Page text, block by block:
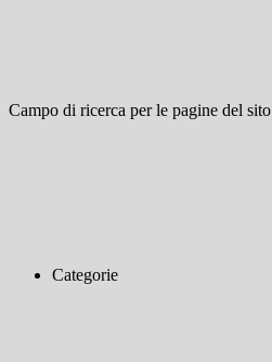
Campo di ricerca per le pagine del sito
Categorie